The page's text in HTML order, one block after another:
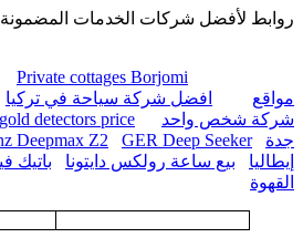
روابط لأفضل شركات الخدمات المضمونة
Private cottages Borjomi
مواقع
افضل شركة سياحة في تركيا
شركة شخص واحد
gold detectors price
جدة
Deepmax Z2 GER Deep Seeker
إيطاليا
بيع ساعة رولكس دايتونا باتيك
القهوة